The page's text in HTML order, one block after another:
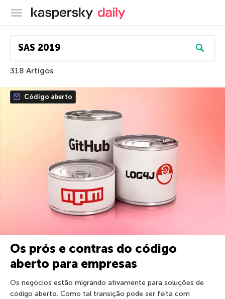
Blog oficial da Kaspersky
318 Artigos
Código aberto
Os prós e contras do código
aberto para empresas
Os negócios estão migrando ativamente para soluções de
código aberto. Como tal transição pode ser feita com